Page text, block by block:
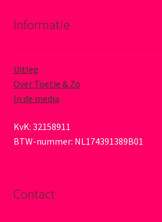
Informatie
Uitleg
Over Toetie & Zo
In de media
KvK: 32158911
BTW-nummer: NL174391389B01
Contact